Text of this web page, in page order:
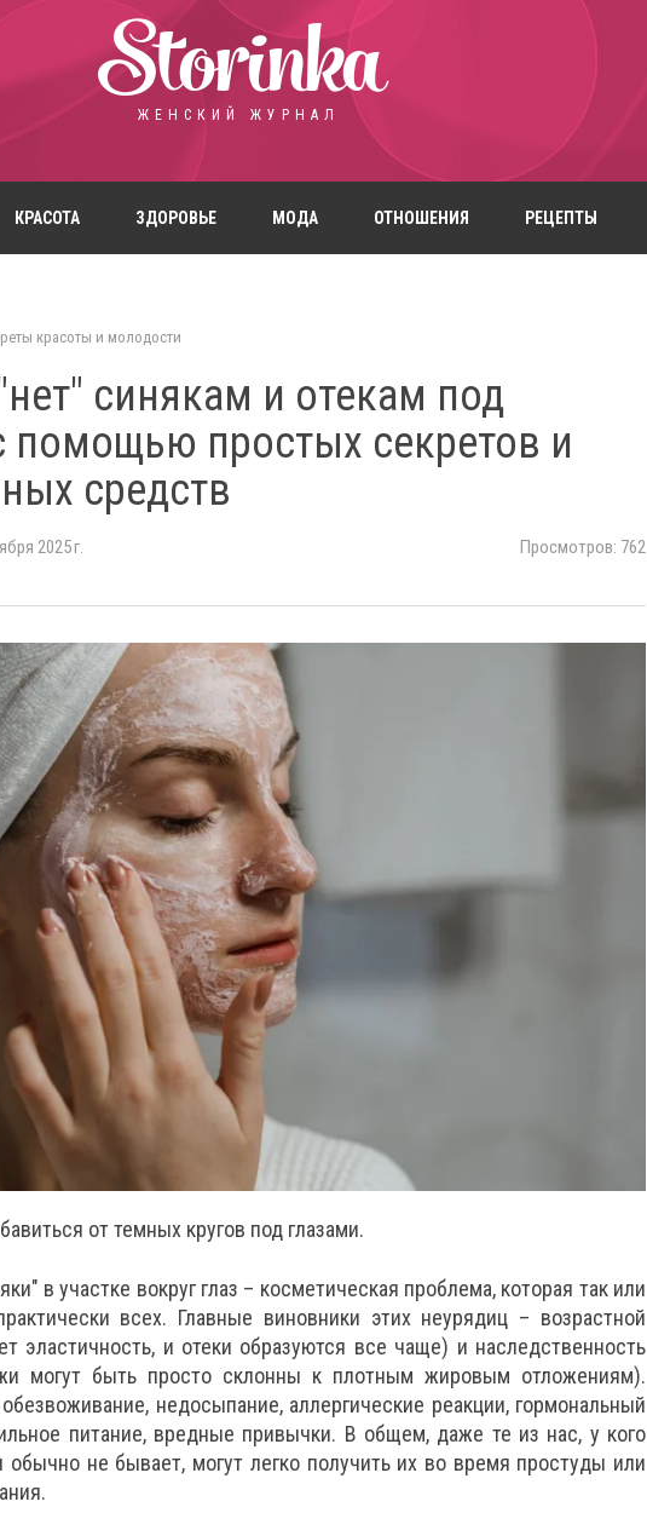
Storinka
ЖЕНСКИЙ ЖУРНАЛ
КРАСОТА ЗДОРОВЬЕ МОДА ОТНОШЕНИЯ РЕЦЕПТЫ
красоты и молодости
синякам и отекам под
помощью простых секретов и
средств
2025 г. Просмотров: 762
от темных кругов под глазами.
в участке вокруг глаз – косметическая проблема, которая так или
всех. Главные виновники этих неурядиц – возрастной
эластичность, и отеки образуются все чаще) и наследственность
могут быть просто склонны к плотным жировым отложениям).
недосыпание, аллергические реакции, гормональный
питание, вредные привычки. В общем, даже те из нас, у кого
обычно не бывает, могут легко получить их во время простуды или